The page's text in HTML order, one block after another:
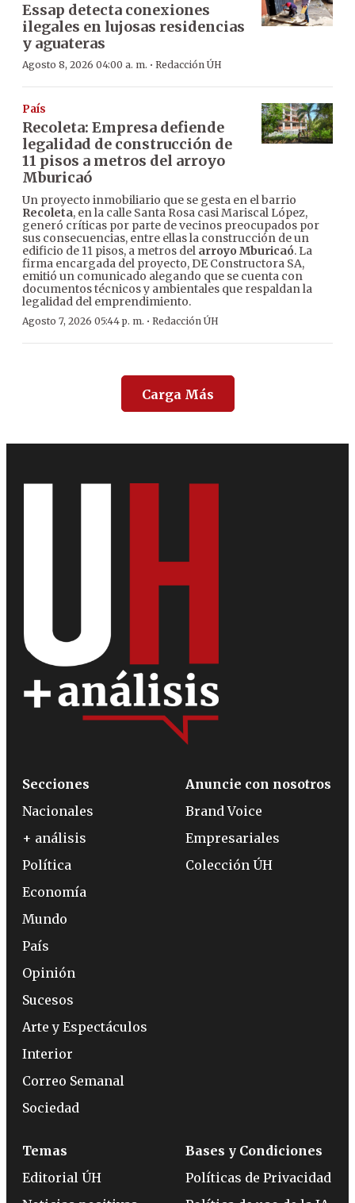
Essap detecta conexiones
ilegales en lujosas residencias
y aguateras
Agosto 8, 2026 04:00 a. m. · Redacción ÚH
País
Recoleta: Empresa defiende
legalidad de construcción de
11 pisos a metros del arroyo
Mburicaó
Un proyecto inmobiliario que se gesta en el barrio
Recoleta, en la calle Santa Rosa casi Mariscal López,
generó críticas por parte de vecinos preocupados por
sus consecuencias, entre ellas la construcción de un
edificio de 11 pisos, a metros del arroyo Mburicaó. La
firma encargada del proyecto, DE Constructora SA,
emitió un comunicado alegando que se cuenta con
documentos técnicos y ambientales que respaldan la
legalidad del emprendimiento.
Agosto 7, 2026 05:44 p. m. · Redacción ÚH
Carga Más
Secciones
Nacionales
+ análisis
Política
Economía
Mundo
País
Opinión
Sucesos
Arte y Espectáculos
Interior
Correo Semanal
Sociedad
Anuncie con nosotros
Brand Voice
Empresariales
Colección ÚH
Temas
Editorial ÚH
Bases y Condiciones
Políticas de Privacidad